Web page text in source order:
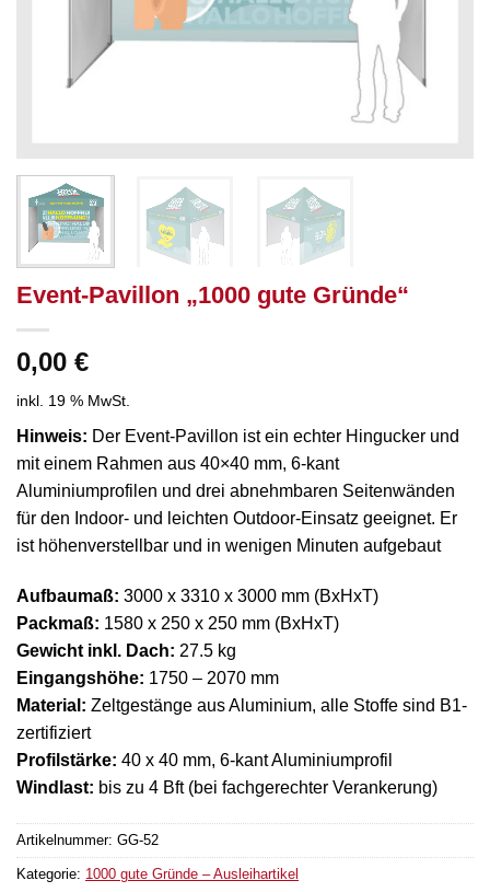
Event-Pavillon „1000 gute Gründe“
0,00 €
inkl. 19 % MwSt.
Hinweis: Der Event-Pavillon ist ein echter Hingucker und
mit einem Rahmen aus 40×40 mm, 6-kant
Aluminiumprofilen und drei abnehmbaren Seitenwänden
für den Indoor- und leichten Outdoor-Einsatz geeignet. Er
ist höhenverstellbar und in wenigen Minuten aufgebaut
Aufbaumaß: 3000 x 3310 x 3000 mm (BxHxT)
Packmaß: 1580 x 250 x 250 mm (BxHxT)
Gewicht inkl. Dach: 27.5 kg
Eingangshöhe: 1750 – 2070 mm
Material: Zeltgestänge aus Aluminium, alle Stoffe sind B1-
zertifiziert
Profilstärke: 40 x 40 mm, 6-kant Aluminiumprofil
Windlast: bis zu 4 Bft (bei fachgerechter Verankerung)
Artikelnummer: GG-52
Kategorie: 1000 gute Gründe – Ausleihartikel